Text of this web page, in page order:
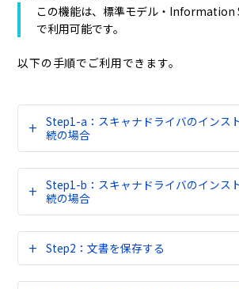
この機能は、標準モデル・Information
で利用可能です。
以下の手順でご利用できます。
Step1-a：スキャナドライバのインス
続の場合
Step1-b：スキャナドライバのインス
続の場合
Step2：文書を保存する